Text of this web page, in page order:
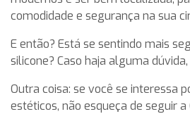
comodidade e segurança na sua
E então? Está se sentindo mais
silicone? Caso haja alguma dúvida,
Outra coisa: se você se interessa
estéticos, não esqueça de seguir a